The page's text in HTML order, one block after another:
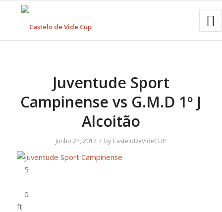
Juventude Sport
Campinense vs G.M.D 1º J
Alcoitão
Junho 24, 2017 / by CasteloDeVideCUP
ft